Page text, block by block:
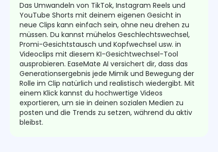
Das Umwandeln von TikTok, Instagram Reels und
YouTube Shorts mit deinem eigenen Gesicht in
neue Clips kann einfach sein, ohne neu drehen zu
müssen. Du kannst mühelos Geschlechtswechsel,
Promi-Gesichtstausch und Kopfwechsel usw. in
Videoclips mit diesem KI-Gesichtwechsel-Tool
ausprobieren. EaseMate AI versichert dir, dass das
Generationsergebnis jede Mimik und Bewegung der
Rolle im Clip natürlich und realistisch wiedergibt. Mit
einem Klick kannst du hochwertige Videos
exportieren, um sie in deinen sozialen Medien zu
posten und die Trends zu setzen, während du aktiv
bleibst.